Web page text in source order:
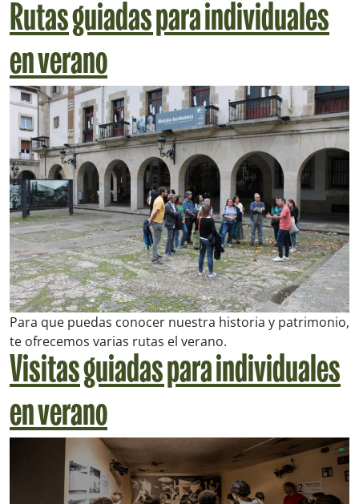
Rutas guiadas para individuales
en verano
Para que puedas conocer nuestra historia y patrimonio,
te ofrecemos varias rutas el verano.
Visitas guiadas para individuales
en verano